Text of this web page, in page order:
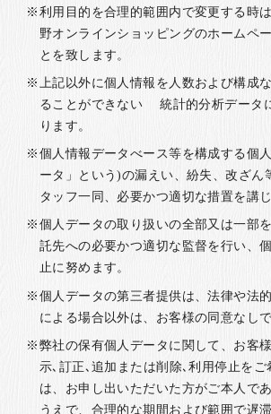
利用目的を合理的範囲内で変更する時
野オンラインショッピングのホームペ
とを致します。
上記以外に個人情報を人数および構成
ることができない 統計的分析データ
ります。
個人情報データべース等を構成する個
ータ」という)の漏えい、紛失、改ざん
タッフ一同、必要かつ適切な措置を講じ
個人データの取り扱いの全部又は一部
託先への必要かつ適切な監督を行い、
止に努めます。
個人データの第三者提供は、法律や法
による場合以外は、お客様の同意なし
弊社の保有個人データに関して、お客
示､訂正､追加または削除､利用停止をご
は、お申し出いただいた方がご本人で
うえで、合理的な期間および範囲で遅